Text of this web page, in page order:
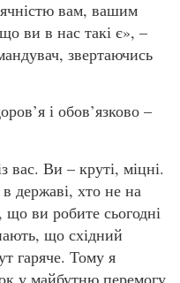
вам, вашим
ви в нас такі є», –
звертаючись
і обов’язково –
вас. Ви – круті, міцні.
державі, хто не на
ви робите сьогодні
що східний
гаряче. Тому я
у майбутню перемогу